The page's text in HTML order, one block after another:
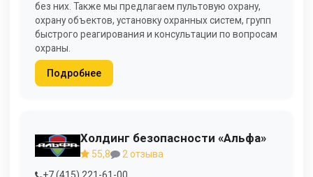
без них. Также мы предлагаем пультовую охрану,
охрану объектов, установку охранных систем, групп
быстрого реагирования и консультации по вопросам
охраны.
Подробнее
Холдинг безопасности «Альфа»
55,8
2 отзыва